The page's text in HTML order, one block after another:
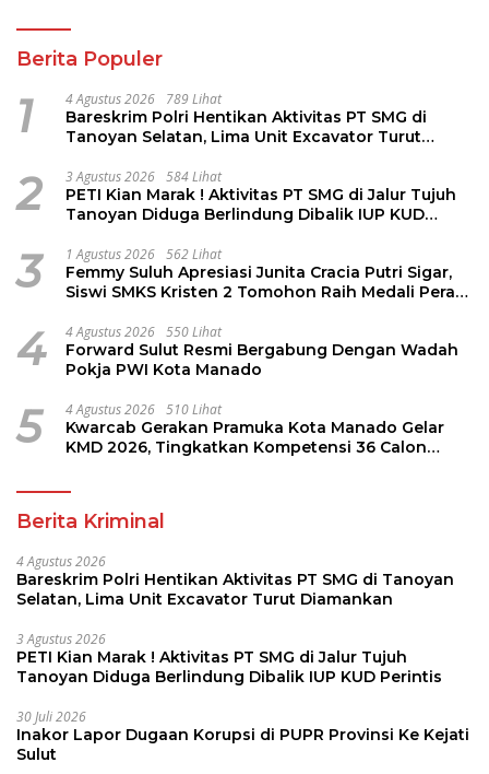
Berita Populer
1 4 Agustus 2026 789 Lihat
Bareskrim Polri Hentikan Aktivitas PT SMG di
Tanoyan Selatan, Lima Unit Excavator Turut
2 3 Agustus 2026 584 Lihat
PETI Kian Marak ! Aktivitas PT SMG di Jalur Tujuh
Tanoyan Diduga Berlindung Dibalik IUP KUD
3 1 Agustus 2026 562 Lihat
Femmy Suluh Apresiasi Junita Cracia Putri Sigar,
Siswi SMKS Kristen 2 Tomohon Raih Medali Perak
4 4 Agustus 2026 550 Lihat
Forward Sulut Resmi Bergabung Dengan Wadah
Pokja PWI Kota Manado
5 4 Agustus 2026 510 Lihat
Kwarcab Gerakan Pramuka Kota Manado Gelar
KMD 2026, Tingkatkan Kompetensi 36 Calon
Berita Kriminal
4 Agustus 2026
Bareskrim Polri Hentikan Aktivitas PT SMG di Tanoyan
Selatan, Lima Unit Excavator Turut Diamankan
3 Agustus 2026
PETI Kian Marak ! Aktivitas PT SMG di Jalur Tujuh
Tanoyan Diduga Berlindung Dibalik IUP KUD Perintis
30 Juli 2026
Inakor Lapor Dugaan Korupsi di PUPR Provinsi Ke Kejati
Sulut